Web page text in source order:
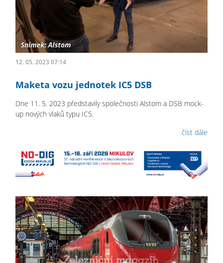
12. 05. 2023 07:14
Maketa vozu jednotek IC5 DSB
Dne 11. 5. 2023 představily společnosti Alstom a DSB mock-
up nových vlaků typu IC5.
číst dále